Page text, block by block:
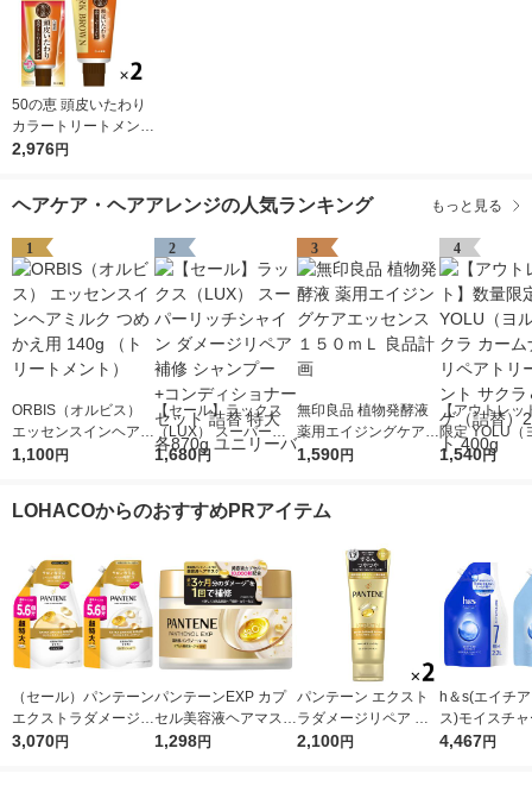
50の恵 頭皮いたわり
カラートリートメント
ダークブラウン 150g
2,976円
ヘアケア・ヘアアレンジの人気ランキング もっと見る
1
ORBIS（オルビス）
エッセンスインヘアミ
ルク つめかえ用 140g
1,100円
2
【セール】ラックス
（LUX） スーパーリ
ッチシャイン ダメー
ー セット 詰替 特大 各
1,680円
3
無印良品 植物発酵液
薬用エイジングケアエ
ッセンス １５０ｍＬ
1,590円
4
【アウトレッ
限定 YOLU（
サクラ カー
1,540円
LOHACOからのおすすめPRアイテム
（セール）パンテーン
エクストラダメージリ
ペア シャンプー + コ
3,070円
パンテーンEXP カプ
セル美容液ヘアマスク
170g P＆G
1,298円
パンテーン エクスト
ラダメージリペア 洗
い流すトリートメント
2,100円
h＆s(エイチ
ス)モイスチ
ンプー 2.2L
4,467円